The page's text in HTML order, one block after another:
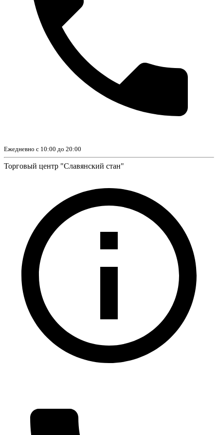
Ежедневно с 10:00 до 20:00
Торговый центр "Славянский стан"